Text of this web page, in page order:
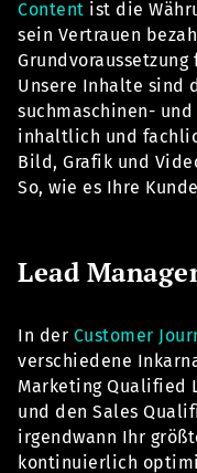
Content ist die
sein Vertrauen
Unsere Inhalte sind
suchmaschinen-
inhaltlich und
Bild, Grafik und
So, wie es Ihre
Lead
In der Customer
verschiedene
Marketing Qualified
und den Sales
irgendwann Ihr
kontinuierlich